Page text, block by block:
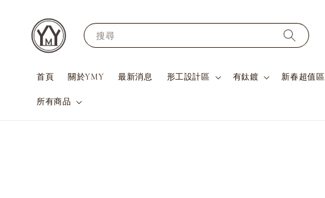
搜尋
首頁 關於YMY 最新消息 形工設計區 有鈦鍍 新春超值區
所有商品